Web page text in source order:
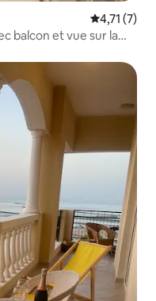
Évaluation
4,71 (7)
balcon et vue sur la